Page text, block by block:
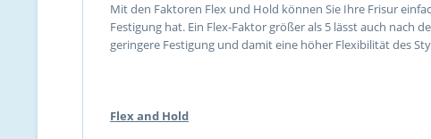
Mit den Faktoren Flex und Hold können Sie Ihre Frisur
Festigung hat. Ein Flex-Faktor größer als 5 lässt auch nach
geringere Festigung und damit eine höher Flexibilität des
Flex and Hold